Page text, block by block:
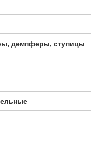
демпферы, ступицы